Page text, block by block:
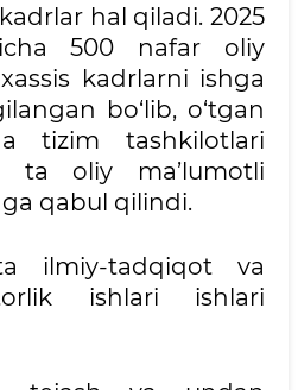
hal qiladi. 2025
500 nafar oliy
kadrlarni ishga
bo‘lib, o‘tgan
tizim tashkilotlari
ta oliy ma’lumotli
qabul qilindi.
ilmiy-tadqiqot va
ishlari ishlari